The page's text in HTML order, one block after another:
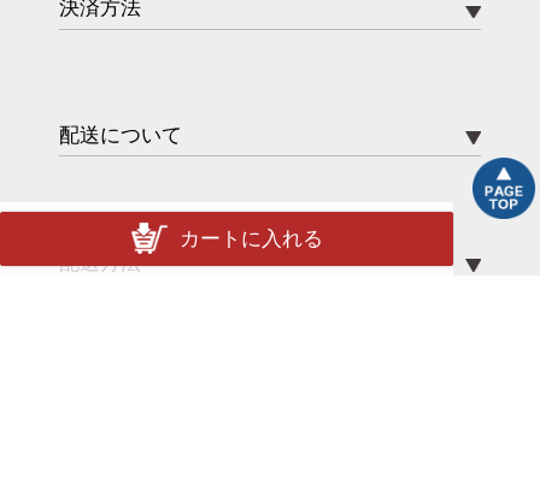
カートに入れる
決済方法
配送について
配送方法